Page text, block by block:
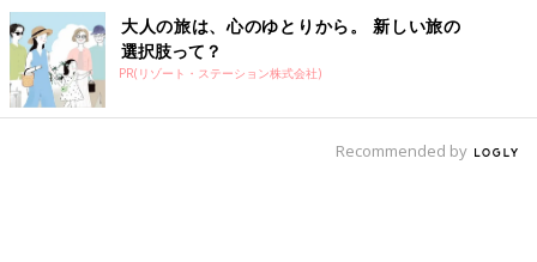
petit_bonheur100さんが購入したのは、雑誌「otona MUSE」の
セブンイレブン限定付録。紀伊国屋とケイタマルヤマがコラボし
たトートバッグと、保温・保冷巾着のセットだそうで、紅白の色
もおしゃれなデザインも、とても素敵ですよね。保温・保冷巾着
は、トートバッグにすっぽり入るサイズだそうで、毎日のお買い
大人の旅は、心のゆとりから。 新しい旅の
選択肢って？
PR(リゾート・ステーション株式会社)
Recommended by